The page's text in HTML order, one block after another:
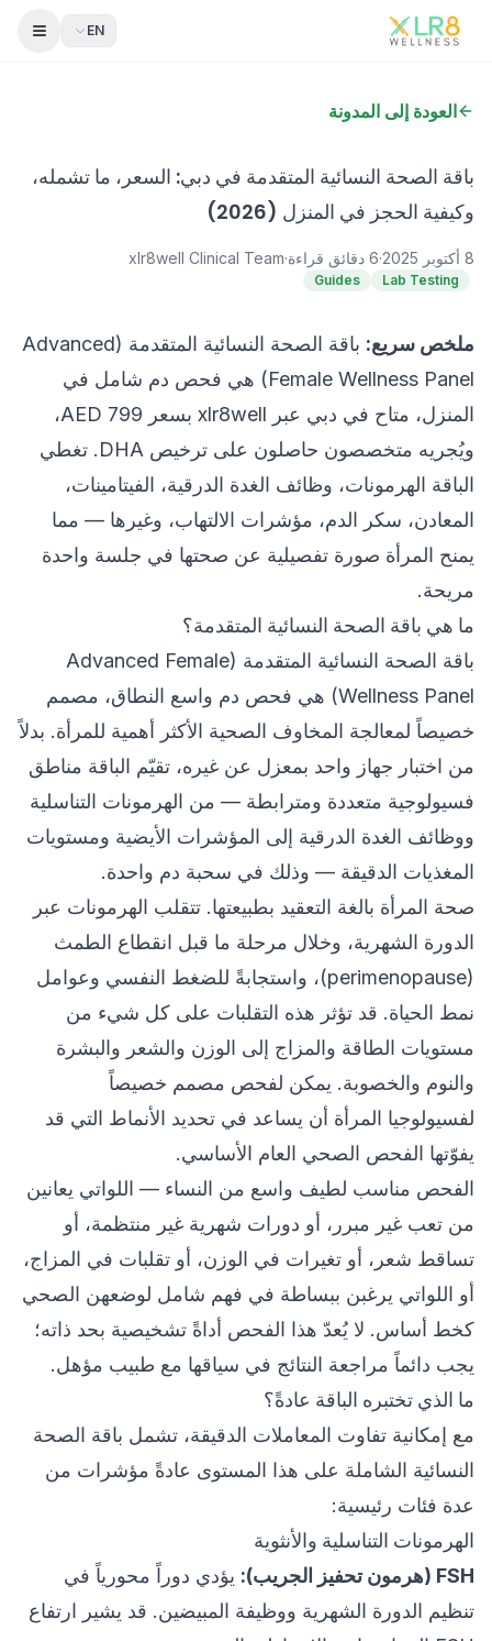
EN
العودة إلى المدونة
باقة الصحة النسائية المتقدمة في دبي: السعر، ما تشمله،
وكيفية الحجز في المنزل (2026)
8 أكتوبر 2025 ·
6 دقائق قراءة·
xlr8well Clinical Team
Lab Testing
Guides
ملخص سريع:
باقة الصحة النسائية المتقدمة (Advanced
Female Wellness Panel) هي فحص دم شامل في
المنزل، متاح في دبي عبر xlr8well بسعر AED 799،
ويُجريه متخصصون حاصلون على ترخيص DHA. تغطي
الباقة الهرمونات، وظائف الغدة الدرقية، الفيتامينات،
المعادن، سكر الدم، مؤشرات الالتهاب، وغيرها — مما
يمنح المرأة صورة تفصيلية عن صحتها في جلسة واحدة
مريحة.
ما هي باقة الصحة النسائية المتقدمة؟
باقة الصحة النسائية المتقدمة (Advanced Female
Wellness Panel) هي فحص دم واسع النطاق، مصمم
خصيصاً لمعالجة المخاوف الصحية الأكثر أهمية للمرأة. بدلاً
من اختبار جهاز واحد بمعزل عن غيره، تقيّم الباقة مناطق
فسيولوجية متعددة ومترابطة — من الهرمونات التناسلية
ووظائف الغدة الدرقية إلى المؤشرات الأيضية ومستويات
المغذيات الدقيقة — وذلك في سحبة دم واحدة.
صحة المرأة بالغة التعقيد بطبيعتها. تتقلب الهرمونات عبر
الدورة الشهرية، وخلال مرحلة ما قبل انقطاع الطمث
(perimenopause)، واستجابةً للضغط النفسي وعوامل
نمط الحياة. قد تؤثر هذه التقلبات على كل شيء من
مستويات الطاقة والمزاج إلى الوزن والشعر والبشرة
والنوم والخصوبة. يمكن لفحص مصمم خصيصاً
لفسيولوجيا المرأة أن يساعد في تحديد الأنماط التي قد
يفوّتها الفحص الصحي العام الأساسي.
الفحص مناسب لطيف واسع من النساء — اللواتي يعانين
من تعب غير مبرر، أو دورات شهرية غير منتظمة، أو
تساقط شعر، أو تغيرات في الوزن، أو تقلبات في المزاج،
أو اللواتي يرغبن ببساطة في فهم شامل لوضعهن الصحي
كخط أساس. لا يُعدّ هذا الفحص أداةً تشخيصية بحد ذاته؛
يجب دائماً مراجعة النتائج في سياقها مع طبيب مؤهل.
ما الذي تختبره الباقة عادةً؟
مع إمكانية تفاوت المعاملات الدقيقة، تشمل باقة الصحة
النسائية الشاملة على هذا المستوى عادةً مؤشرات من
عدة فئات رئيسية:
الهرمونات التناسلية والأنثوية
FSH (هرمون تحفيز الجريب):
يؤدي دوراً محورياً في
تنظيم الدورة الشهرية ووظيفة المبيضين. قد يشير ارتفاع